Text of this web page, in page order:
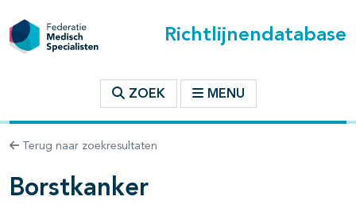
Richtlijnendatabase
ZOEK MENU
Terug naar zoekresultaten
Borstkanker
binnen deze richtlijn